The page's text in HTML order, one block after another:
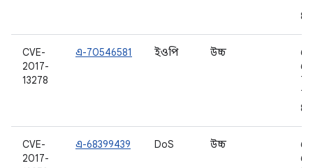
CVE-
2017-
13278
এ-70546581 ইওপি উচ্চ
CVE-
2017-
এ-68399439 DoS উচ্চ